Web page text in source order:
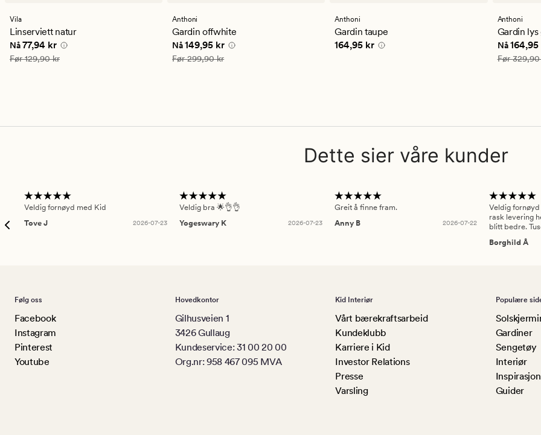
en
gjennomsnittlig
vurdering
på
4.5
Vila
Linserviett natur
Nåværende pris
Nå77,94 kr
Vanlig pris 129,90 kr
Før129,90 kr
en
gjennomsnittlig
vurdering
på
4.5
Anthoni
Gardin offwhite
Nåværende pris
Nå149,95 kr
Vanlig pris 299,90 kr
Før299,90 kr
en
gjennomsnittlig
vurdering
på
Anthoni
Gardin taupe
Pris 164,95 kr
164,95 kr
en
på
4.5
Anthoni
Gardin lys
Nå
Vanlig pris
Før329,90
Dette sier våre kunder
Veldig fornøyd med Kid
Tove J
2026-07-23
Veldig bra 🌟👌👌
Yogeswary K
2026-07-23
Greit å finne fram.
Anny B
2026-07-22
Veldig
rask levering
blitt bedre.
Borghild Å
Følg oss
Facebook
Instagram
Pinterest
Youtube
Hovedkontor
Gilhusveien 1
3426 Gullaug
Kundeservice: 31 00 20 00
Org.nr: 958 467 095 MVA
Kid Interiør
Vårt bærekraftsarbeid
Kundeklubb
Karriere i Kid
Investor Relations
Presse
Varsling
Populære
Gardiner
Sengetøy
Interiør
Inspirasjon
Guider